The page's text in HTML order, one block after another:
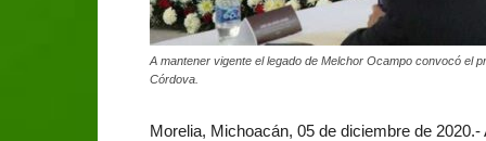
A mantener vigente el legado de Melchor Ocampo convocó el
Córdova.
Morelia, Michoacán, 05 de diciembre de